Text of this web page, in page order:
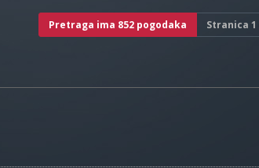
Pretraga ima 852 pogodaka Stranica 1